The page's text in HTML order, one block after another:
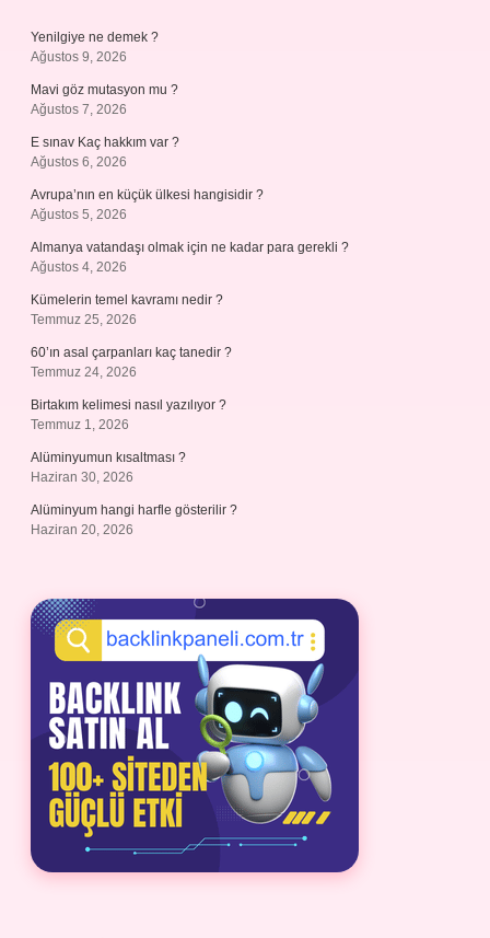
Yenilgiye ne demek ?
Ağustos 9, 2026
Mavi göz mutasyon mu ?
Ağustos 7, 2026
E sınav Kaç hakkım var ?
Ağustos 6, 2026
Avrupa’nın en küçük ülkesi hangisidir ?
Ağustos 5, 2026
Almanya vatandaşı olmak için ne kadar para gerekli ?
Ağustos 4, 2026
Kümelerin temel kavramı nedir ?
Temmuz 25, 2026
60’ın asal çarpanları kaç tanedir ?
Temmuz 24, 2026
Birtakım kelimesi nasıl yazılıyor ?
Temmuz 1, 2026
Alüminyumun kısaltması ?
Haziran 30, 2026
Alüminyum hangi harfle gösterilir ?
Haziran 20, 2026